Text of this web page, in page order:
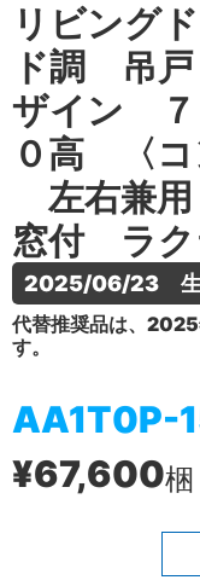
リビング
ド調 吊
ザイン ７
０高 〈コ
左右兼
窓付 ラク
2025/06/23　生
代替推奨品は、
す。
AA1T0P-
¥67,600梱